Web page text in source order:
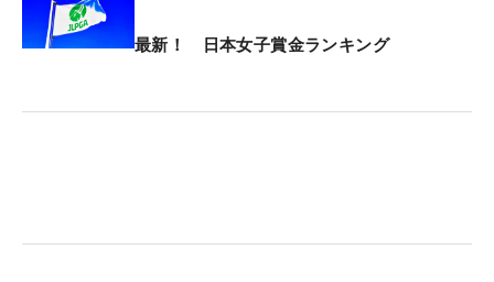
最新！ 日本女子賞金ランキング